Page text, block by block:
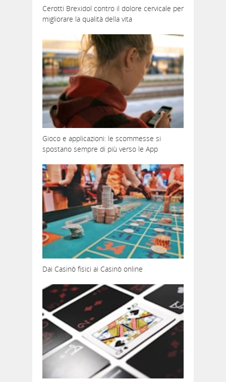
Cerotti Brexidol contro il dolore cervicale per
migliorare la qualità della vita
Gioco e applicazioni: le scommesse si
spostano sempre di più verso le App
Dai Casinò fisici ai Casinò online